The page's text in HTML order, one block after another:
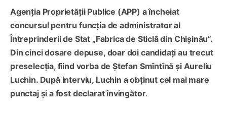
Agenția Proprietății Publice (APP) a încheiat
concursul pentru funcția de administrator al
Întreprinderii de Stat „Fabrica de Sticlă din Chișinău”.
Din cinci dosare depuse, doar doi candidați au trecut
preselecția, fiind vorba de Ștefan Smîntînă și Aureliu
Luchin. După interviu, Luchin a obținut cel mai mare
punctaj și a fost declarat învingător.